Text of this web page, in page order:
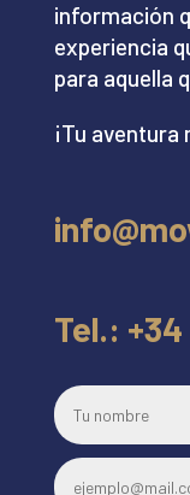
información
experiencia
para aquella
¡Tu
Tel.: